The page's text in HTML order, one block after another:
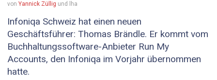
von Yannick Züllig und lha
Infoniqa Schweiz hat einen neuen
Geschäftsführer: Thomas Brändle. Er kommt vom
Buchhaltungssoftware-Anbieter Run My
Accounts, den Infoniqa im Vorjahr übernommen
hatte.